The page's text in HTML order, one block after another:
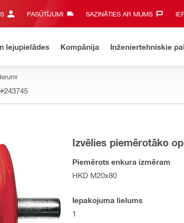
PASŪTĪJUMI SAZINĀTIES AR MUMS‎
lejupielādes Kompānija Inženiertehniskie
#243745
Izvēlies piemērotāko
Piemērots enkura izmēram
HKD M20x80
Iepakojuma lielums
1